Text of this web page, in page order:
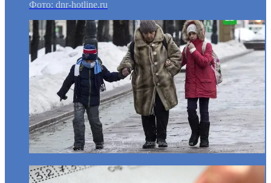
Фото: dnr-hotline.ru